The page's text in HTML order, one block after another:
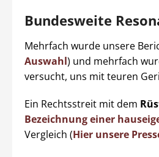
Bundesweite
Mehrfach wurde unsere
Auswahl) und mehrfach
versucht, uns mit teuren
Ein Rechtsstreit mit dem
Bezeichnung einer
Vergleich (Hier unsere